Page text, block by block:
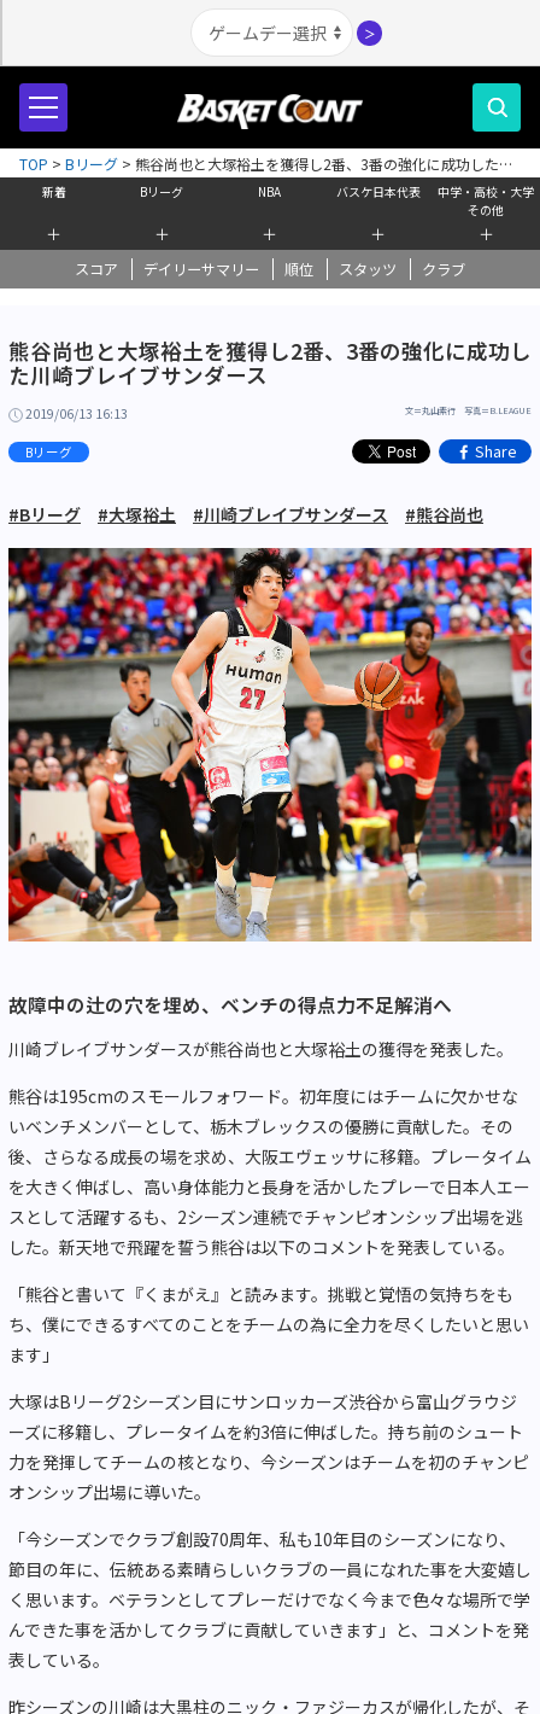
＞
新着
＋
Bリーグ
＋
NBA
＋
バスケ日本代表
＋
中学・高校・大学
その他
＋
スコア デイリーサマリー 順位 スタッツ クラブ
TOP > Bリーグ > 熊谷尚也と大塚裕土を獲得し2番、3番の強化に成功した川
崎ブレイブサンダース
熊谷尚也と大塚裕土を獲得し2番、3番の強化に成功し
た川崎ブレイブサンダース
2019/06/13 16:13 文＝丸山素行 写真＝B.LEAGUE
Bリーグ Share
#Bリーグ #大塚裕土 #川崎ブレイブサンダース #熊谷尚也
故障中の辻の穴を埋め、ベンチの得点力不足解消へ
川崎ブレイブサンダースが熊谷尚也と大塚裕土の獲得を発表した。
熊谷は195cmのスモールフォワード。初年度にはチームに欠かせな
いベンチメンバーとして、栃木ブレックスの優勝に貢献した。その
後、さらなる成長の場を求め、大阪エヴェッサに移籍。プレータイム
を大きく伸ばし、高い身体能力と長身を活かしたプレーで日本人エー
スとして活躍するも、2シーズン連続でチャンピオンシップ出場を逃
した。新天地で飛躍を誓う熊谷は以下のコメントを発表している。
「熊谷と書いて『くまがえ』と読みます。挑戦と覚悟の気持ちをも
ち、僕にできるすべてのことをチームの為に全力を尽くしたいと思い
ます」
大塚はBリーグ2シーズン目にサンロッカーズ渋谷から富山グラウジ
ーズに移籍し、プレータイムを約3倍に伸ばした。持ち前のシュート
力を発揮してチームの核となり、今シーズンはチームを初のチャンピ
オンシップ出場に導いた。
「今シーズンでクラブ創設70周年、私も10年目のシーズンになり、
節目の年に、伝統ある素晴らしいクラブの一員になれた事を大変嬉し
く思います。ベテランとしてプレーだけでなく今まで色々な場所で学
んできた事を活かしてクラブに貢献していきます」と、コメントを発
表している。
昨シーズンの川崎は大黒柱のニック・ファジーカスが帰化したが、そ